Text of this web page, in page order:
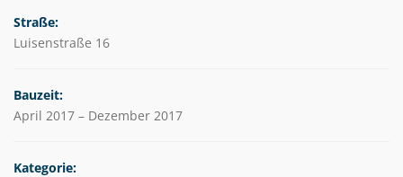
Straße:
Luisenstraße 16
Bauzeit:
April 2017 – Dezember 2017
Kategorie: